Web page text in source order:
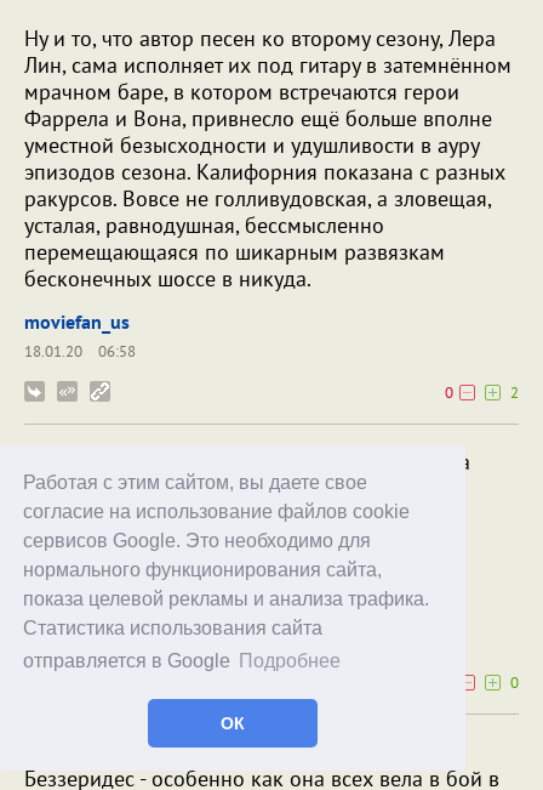
Работая с этим сайтом, вы даете свое
согласие на использование файлов cookie
сервисов Google. Это необходимо для
нормального функционирования сайта,
показа целевой рекламы и анализа трафика.
Статистика использования сайта
отправляется в Google
Подробнее
ОК
Ну и то, что автор песен ко второму сезону, Лера
Лин, сама исполняет их под гитару в затемнённом
мрачном баре, в котором встречаются герои
Фаррела и Вона, привнесло ещё больше вполне
уместной безысходности и удушливости в ауру
эпизодов сезона. Калифорния показана с разных
ракурсов. Вовсе не голливудовская, а зловещая,
усталая, равнодушная, бессмысленно
перемещающаяся по шикарным развязкам
бесконечных шоссе в никуда.
moviefan_us
18.01.20
06:58
0
2
Очень хорошее послевкусие после просмотра
второго сезона. Поначалу было путался в
хитросплетениях сюжета, но далее, когда
разобрался кто и зачем, получил большое
удовольствие. В том числе и от игры актеров.
Argument
31.07.19 02:27
0
Не понимаю как можно восхищаться ролью
Беззеридес - особенно как она всех вела в бой в